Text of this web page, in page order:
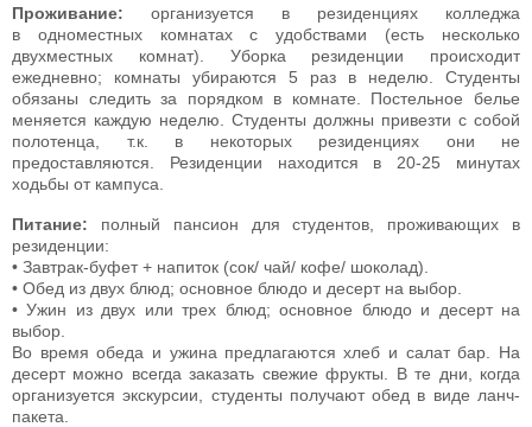
Проживание: организуется в резиденциях колледжа
в одноместных комнатах с удобствами (есть несколько
двухместных комнат). Уборка резиденции происходит
ежедневно; комнаты убираются 5 раз в неделю. Студенты
обязаны следить за порядком в комнате. Постельное белье
меняется каждую неделю. Студенты должны привезти с собой
полотенца, т.к. в некоторых резиденциях они не
предоставляются. Резиденции находится в 20-25 минутах
ходьбы от кампуса.
Питание: полный пансион для студентов, проживающих в
резиденции:
• Завтрак-буфет + напиток (сок/ чай/ кофе/ шоколад).
• Обед из двух блюд; основное блюдо и десерт на выбор.
• Ужин из двух или трех блюд; основное блюдо и десерт на
выбор.
Во время обеда и ужина предлагаются хлеб и салат бар. На
десерт можно всегда заказать свежие фрукты. В те дни, когда
организуется экскурсии, студенты получают обед в виде ланч-
пакета.